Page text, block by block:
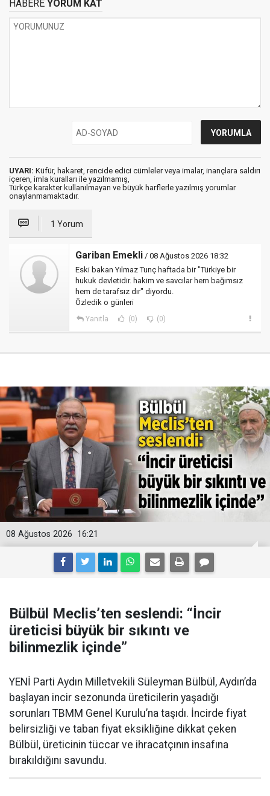
HABERE YORUM KAT
UYARI: Küfür, hakaret, rencide edici cümleler veya imalar, inançlara saldırı
içeren, imla kuralları ile yazılmamış,
Türkçe karakter kullanılmayan ve büyük harflerle yazılmış yorumlar
onaylanmamaktadır.
1 Yorum
Gariban Emekli / 08 Ağustos 2026 18:32
Eski bakan Yılmaz Tunç haftada bir "Türkiye bir
hukuk devletidir. hakim ve savcılar hem bağımsız
hem de tarafsız dır" diyordu.
Özledik o günleri
Yanıtla (0) (0)
16:21
08 Ağustos 2026
Bülbül Meclis’ten seslendi: “İncir
üreticisi büyük bir sıkıntı ve
bilinmezlik içinde”
YENİ Parti Aydın Milletvekili Süleyman Bülbül, Aydın’da
başlayan incir sezonunda üreticilerin yaşadığı
sorunları TBMM Genel Kurulu’na taşıdı. İncirde fiyat
belirsizliği ve taban fiyat eksikliğine dikkat çeken
Bülbül, üreticinin tüccar ve ihracatçının insafına
bırakıldığını savundu.